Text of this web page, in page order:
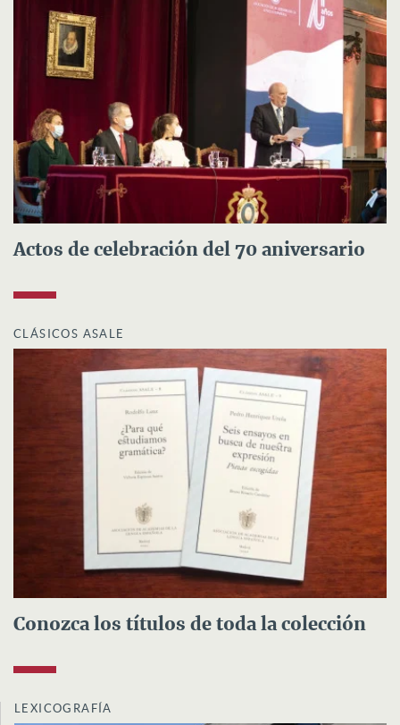
Actos de celebración del 70 aniversario
CLÁSICOS ASALE
Conozca los títulos de toda la colección
LEXICOGRAFÍA